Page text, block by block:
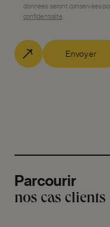
données seront conservées
confidentialité
Envoyer
Parcourir
nos cas clients